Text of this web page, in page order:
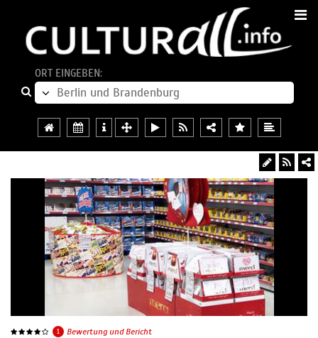
ORT EINGEBEN:
1 Bewertung und Bericht